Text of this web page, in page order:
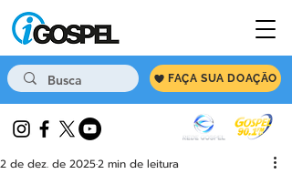
FAÇA SUA DOAÇÃO
2 de dez. de 20252 min de leitura